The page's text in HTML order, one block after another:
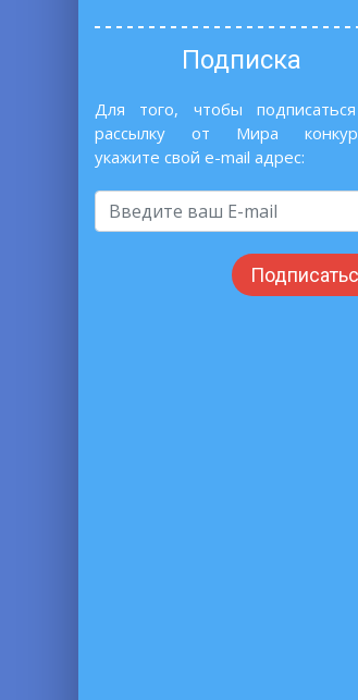
Подписка
Для того, чтобы
рассылку от Мира
укажите свой e-mail адрес: